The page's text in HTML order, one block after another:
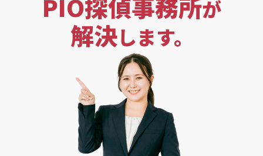
PIO探偵事務所が
解決します。